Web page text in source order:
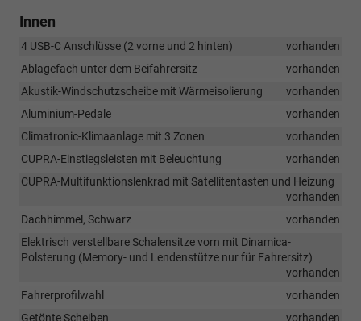
Innen
4 USB-C Anschlüsse (2 vorne und 2 hinten)
vorhanden
Ablagefach unter dem Beifahrersitz
vorhanden
Akustik-Windschutzscheibe mit Wärmeisolierung
vorhanden
Aluminium-Pedale
vorhanden
Climatronic-Klimaanlage mit 3 Zonen
vorhanden
CUPRA-Einstiegsleisten mit Beleuchtung
vorhanden
CUPRA-Multifunktionslenkrad mit Satellitentasten und Heizung
vorhanden
Dachhimmel, Schwarz
vorhanden
Elektrisch verstellbare Schalensitze vorn mit Dinamica-
Polsterung (Memory- und Lendenstütze nur für Fahrersitz)
vorhanden
Fahrerprofilwahl
vorhanden
Getönte Scheiben
vorhanden